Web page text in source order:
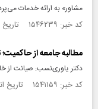
مشاور» به ارائه خدمات
کد خبر: ۱۵۴۶۲۳۹ تاریخ انتشار : ۱۴۰۴/۱۲/۲۴
مطالبه جامعه از
دکتر یاوری‌نسب: صیانت از
کد خبر: ۱۵۴۱۱۵۹ تاریخ انتشار : ۱۴۰۴/۱۱/۱۳